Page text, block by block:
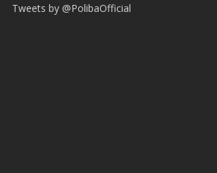
Tweets by @PolibaOfficial